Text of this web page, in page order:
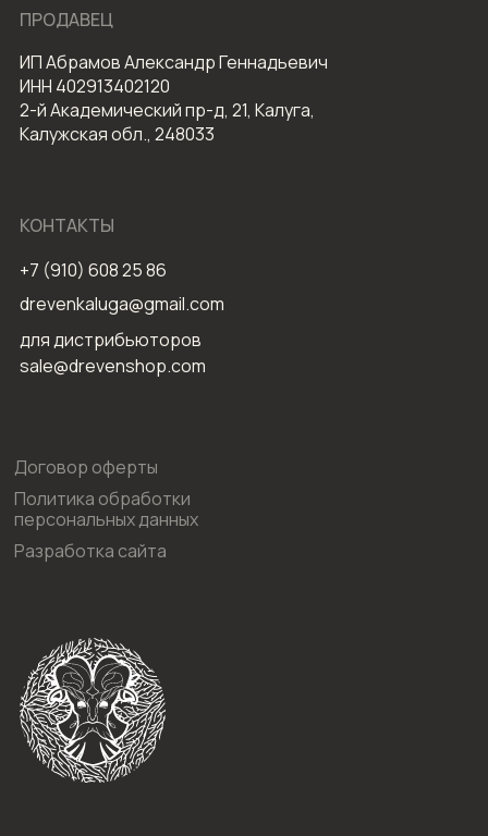
Политика обработки
персональных данных
Договор оферты
+7 (910) 608 25 86
Разработка сайта
ПРОДАВЕЦ
ИП Абрамов Александр Геннадьевич
ИНН 402913402120
2-й Академический пр-д, 21, Калуга,
Калужская обл., 248033
КОНТАКТЫ
для дистрибьюторов
sale@drevenshop.com
drevenkaluga@gmail.com